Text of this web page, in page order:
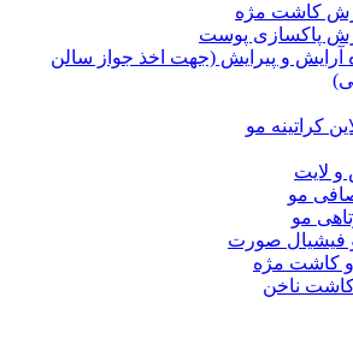
کاشت مژه
پاکسازی پوست
آرایش و پیرایش (جهت اخذ جواز سالن
کراتینه مو
لایت
مو
مو
فیشیال صورت
کاشت مژه
ناخن